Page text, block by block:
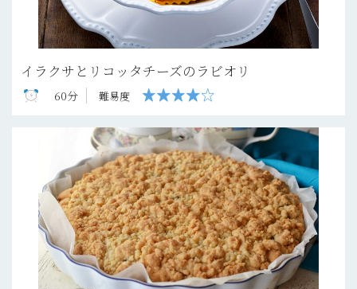
イラクサとリコッタチーズのラビオリ
60分 難易度